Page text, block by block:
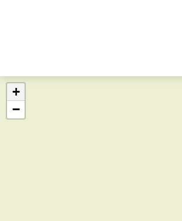
+
−